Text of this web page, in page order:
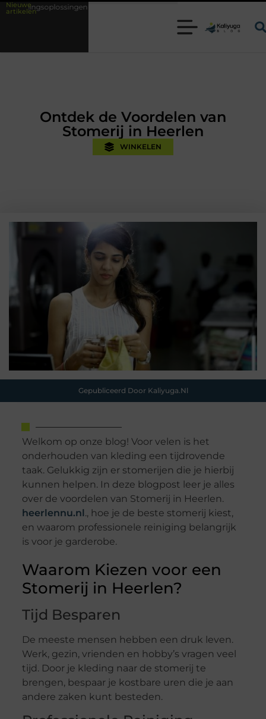
Nieuwe
artikelen
met kennis uit de praktijk
Ontdek de Voordelen van
Stomerij in Heerlen
WINKELEN
Gepubliceerd Door Kaliyuga.nl
Welkom op onze blog! Voor velen is het
onderhouden van kleding een tijdrovende
taak. Gelukkig zijn er stomerijen die je hierbij
kunnen helpen. In deze blogpost leer je alles
over de voordelen van Stomerij in Heerlen.
heerlennu.nl., hoe je de beste stomerij kiest,
en waarom professionele reiniging belangrijk
is voor je garderobe.
Waarom Kiezen voor een
Stomerij in Heerlen?
Tijd Besparen
De meeste mensen hebben een druk leven.
Werk, gezin, vrienden en hobby’s vragen veel
tijd. Door je kleding naar de stomerij te
brengen, bespaar je kostbare uren die je aan
andere zaken kunt besteden.